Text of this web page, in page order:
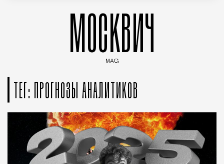
МОСКВИЧ
MAG
ТЕГ: ПРОГНОЗЫ АНАЛИТИКОВ